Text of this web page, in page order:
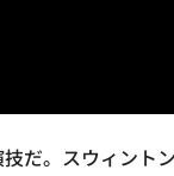
だ。スウィント